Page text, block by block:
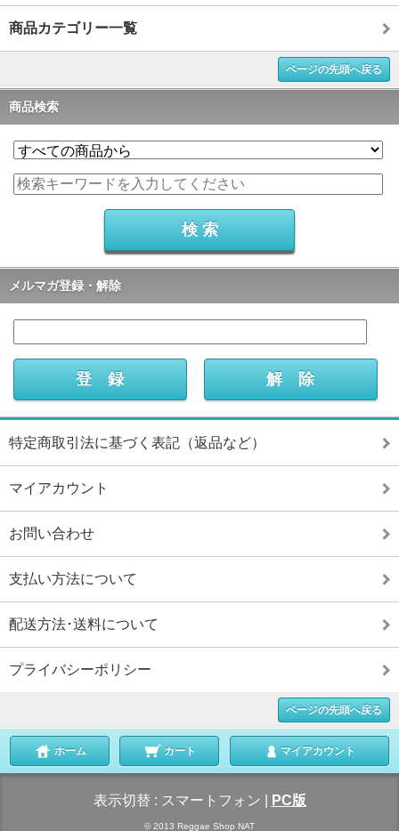
商品カテゴリー一覧
ページの先頭へ戻る
商品検索
メルマガ登録・解除
特定商取引法に基づく表記（返品など）
マイアカウント
お問い合わせ
支払い方法について
配送方法･送料について
プライバシーポリシー
ページの先頭へ戻る
ホーム カート マイアカウント
表示切替 : スマートフォン PC版
© 2013 Reggae Shop NAT